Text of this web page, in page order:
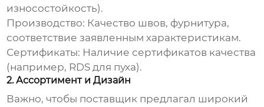
износостойкость).
Производство: Качество швов, фурнитура,
соответствие заявленным характеристикам.
Сертификаты: Наличие сертификатов качества
(например, RDS для пуха).
2. Ассортимент и Дизайн
Важно, чтобы поставщик предлагал широкий